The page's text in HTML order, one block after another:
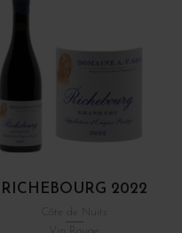
RICHEBOURG 2022